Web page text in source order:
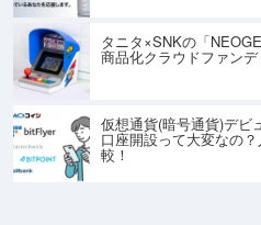
タニタ×SNKの「
商品化クラウドファン
仮想通貨(暗号通貨)デビ
口座開設って大変なの
較！